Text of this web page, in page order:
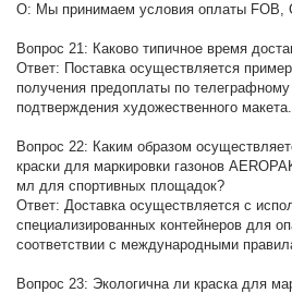
О: Мы принимаем условия оплаты FOB,
Вопрос 21: Каково типичное время
Ответ: Поставка осуществляется
получения предоплаты по
подтверждения художественного макета.
Вопрос 22: Каким образом
краски для маркировки газонов
мл для спортивных площадок?
Ответ: Доставка осуществляется с
специализированных контейнеров для
соответствии с международными
Вопрос 23: Экологична ли краска для